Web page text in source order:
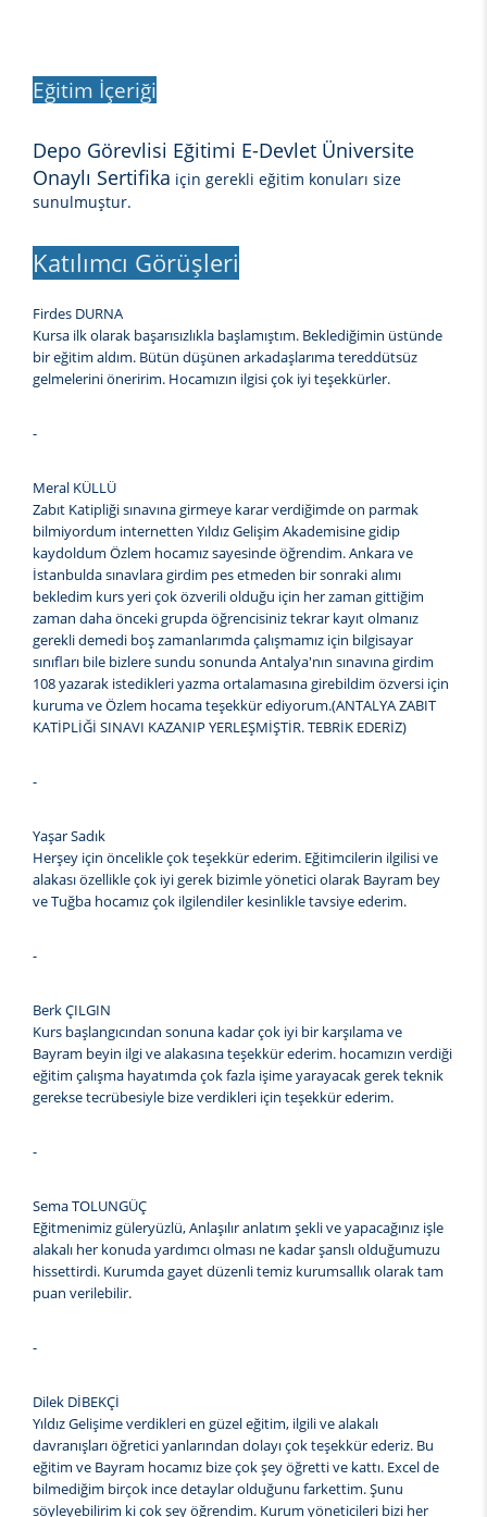
Eğitim İçeriği
Depo Görevlisi Eğitimi E-Devlet Üniversite
Onaylı Sertifika için gerekli eğitim konuları size
sunulmuştur.
Katılımcı Görüşleri
Firdes DURNA
Kursa ilk olarak başarısızlıkla başlamıştım. Beklediğimin üstünde
bir eğitim aldım. Bütün düşünen arkadaşlarıma tereddütsüz
gelmelerini öneririm. Hocamızın ilgisi çok iyi teşekkürler.
-
Meral KÜLLÜ
Zabıt Katipliği sınavına girmeye karar verdiğimde on parmak
bilmiyordum internetten Yıldız Gelişim Akademisine gidip
kaydoldum Özlem hocamız sayesinde öğrendim. Ankara ve
İstanbulda sınavlara girdim pes etmeden bir sonraki alımı
bekledim kurs yeri çok özverili olduğu için her zaman gittiğim
zaman daha önceki grupda öğrencisiniz tekrar kayıt olmanız
gerekli demedi boş zamanlarımda çalışmamız için bilgisayar
sınıfları bile bizlere sundu sonunda Antalya'nın sınavına girdim
108 yazarak istedikleri yazma ortalamasına girebildim özversi için
kuruma ve Özlem hocama teşekkür ediyorum.(ANTALYA ZABIT
KATİPLİĞİ SINAVI KAZANIP YERLEŞMİŞTİR. TEBRİK EDERİZ)
-
Yaşar Sadık
Herşey için öncelikle çok teşekkür ederim. Eğitimcilerin ilgilisi ve
alakası özellikle çok iyi gerek bizimle yönetici olarak Bayram bey
ve Tuğba hocamız çok ilgilendiler kesinlikle tavsiye ederim.
-
Berk ÇILGIN
Kurs başlangıcından sonuna kadar çok iyi bir karşılama ve
Bayram beyin ilgi ve alakasına teşekkür ederim. hocamızın verdiği
eğitim çalışma hayatımda çok fazla işime yarayacak gerek teknik
gerekse tecrübesiyle bize verdikleri için teşekkür ederim.
-
Sema TOLUNGÜÇ
Eğitmenimiz güleryüzlü, Anlaşılır anlatım şekli ve yapacağınız işle
alakalı her konuda yardımcı olması ne kadar şanslı olduğumuzu
hissettirdi. Kurumda gayet düzenli temiz kurumsallık olarak tam
puan verilebilir.
-
Dilek DİBEKÇİ
Yıldız Gelişime verdikleri en güzel eğitim, ilgili ve alakalı
davranışları öğretici yanlarından dolayı çok teşekkür ederiz. Bu
eğitim ve Bayram hocamız bize çok şey öğretti ve kattı. Excel de
bilmediğim birçok ince detaylar olduğunu farkettim. Şunu
söyleyebilirim ki çok şey öğrendim. Kurum yöneticileri bizi her